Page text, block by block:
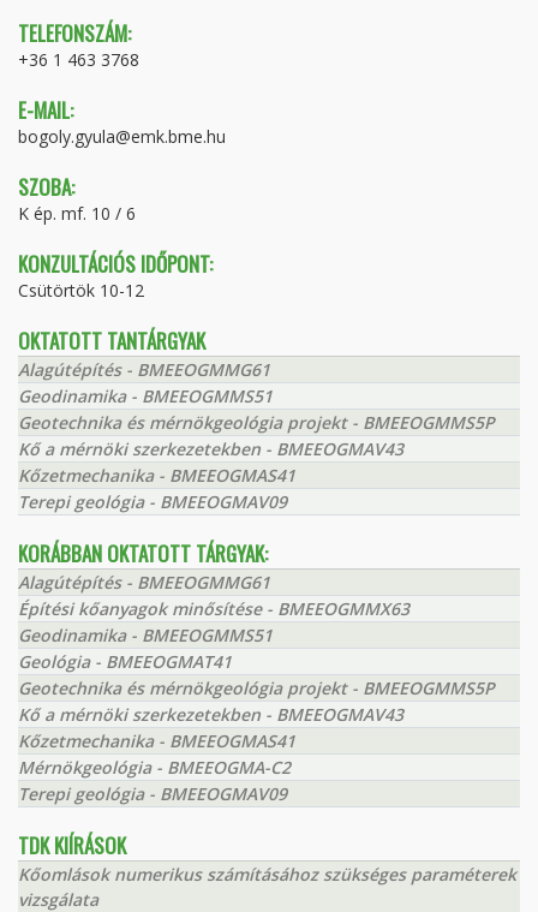
TELEFONSZÁM:
+36 1 463 3768
E-MAIL:
bogoly.gyula@emk.bme.hu
SZOBA:
K ép. mf. 10 / 6
KONZULTÁCIÓS IDŐPONT:
Csütörtök 10-12
OKTATOTT TANTÁRGYAK
Alagútépítés - BMEEOGMMG61
Geodinamika - BMEEOGMMS51
Geotechnika és mérnökgeológia projekt - BMEEOGMMS5P
Kő a mérnöki szerkezetekben - BMEEOGMAV43
Kőzetmechanika - BMEEOGMAS41
Terepi geológia - BMEEOGMAV09
KORÁBBAN OKTATOTT TÁRGYAK:
Alagútépítés - BMEEOGMMG61
Építési kőanyagok minősítése - BMEEOGMMX63
Geodinamika - BMEEOGMMS51
Geológia - BMEEOGMAT41
Geotechnika és mérnökgeológia projekt - BMEEOGMMS5P
Kő a mérnöki szerkezetekben - BMEEOGMAV43
Kőzetmechanika - BMEEOGMAS41
Mérnökgeológia - BMEEOGMA-C2
Terepi geológia - BMEEOGMAV09
TDK KIÍRÁSOK
Kőomlások numerikus számításához szükséges paraméterek
vizsgálata